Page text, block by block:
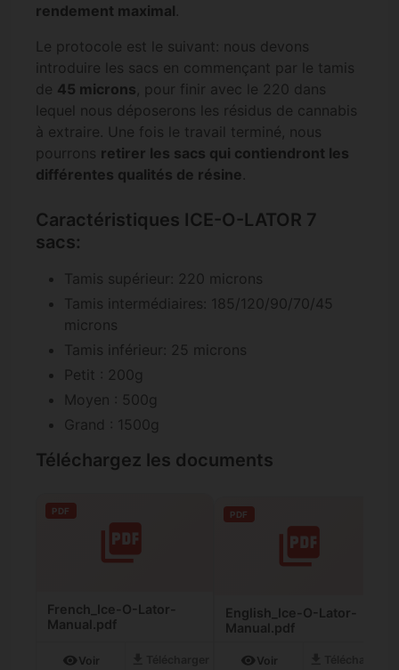
rendement maximal.
Le protocole est le suivant: nous devons
introduire les sacs en commençant par le tamis
de 45 microns, pour finir avec le 220 dans
lequel nous déposerons les résidus de cannabis
à extraire. Une fois le travail terminé, nous
pourrons retirer les sacs qui contiendront les
différentes qualités de résine.
Caractéristiques ICE-O-LATOR 7
sacs:
Tamis supérieur: 220 microns
Tamis intermédiaires: 185/120/90/70/45
microns
Tamis inférieur: 25 microns
Petit : 200g
Moyen : 500g
Grand : 1500g
Téléchargez les documents
PDF
French_Ice-O-Lator-
Manual.pdf
visibility Voir
PDF
English_Ice-O-Lator-
Manual.pdf
visibility Voir